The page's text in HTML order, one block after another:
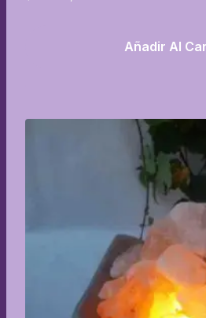
Añadir Al